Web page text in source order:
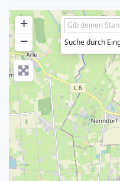
+
−
Suche durch